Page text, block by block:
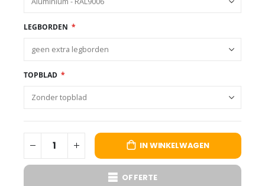
LEGBORDEN
TOPBLAD
IN WINKELWAGEN
OFFERTE